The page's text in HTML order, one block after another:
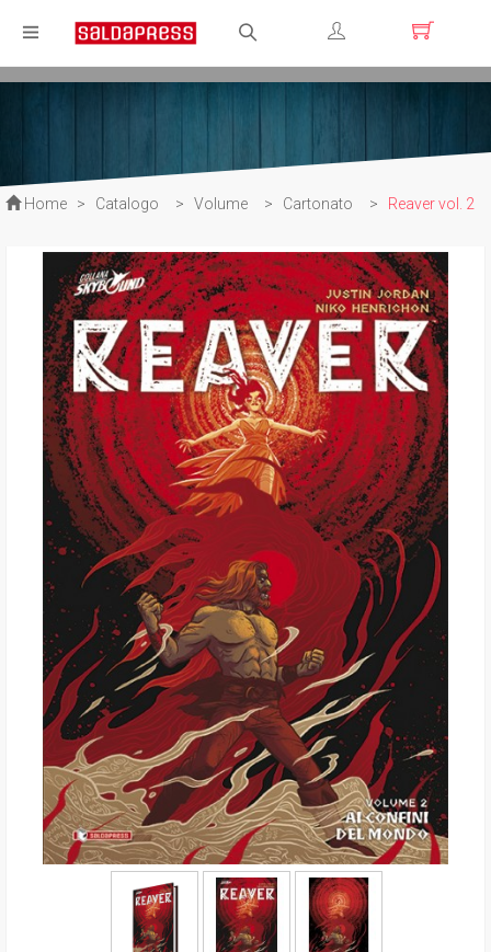
Registrati
Home > Catalogo > Volume > Cartonato > Reaver vol. 2